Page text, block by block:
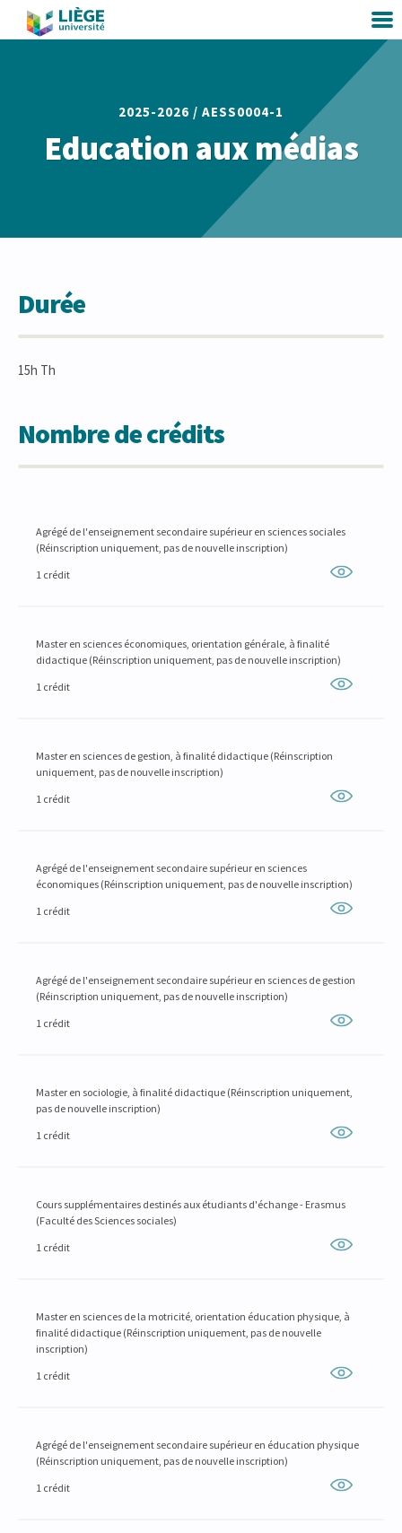
2025-2026 / AESS0004-1
Education aux médias
Durée
15h Th
Nombre de crédits
Agrégé de l'enseignement secondaire supérieur en sciences sociales
(Réinscription uniquement, pas de nouvelle inscription)
1 crédit
Master en sciences économiques, orientation générale, à finalité
didactique (Réinscription uniquement, pas de nouvelle inscription)
1 crédit
Master en sciences de gestion, à finalité didactique (Réinscription
uniquement, pas de nouvelle inscription)
1 crédit
Agrégé de l'enseignement secondaire supérieur en sciences
économiques (Réinscription uniquement, pas de nouvelle inscription)
1 crédit
Agrégé de l'enseignement secondaire supérieur en sciences de gestion
(Réinscription uniquement, pas de nouvelle inscription)
1 crédit
Master en sociologie, à finalité didactique (Réinscription uniquement,
pas de nouvelle inscription)
1 crédit
Cours supplémentaires destinés aux étudiants d'échange - Erasmus
(Faculté des Sciences sociales)
1 crédit
Master en sciences de la motricité, orientation éducation physique, à
finalité didactique (Réinscription uniquement, pas de nouvelle
inscription)
1 crédit
Agrégé de l'enseignement secondaire supérieur en éducation physique
(Réinscription uniquement, pas de nouvelle inscription)
1 crédit